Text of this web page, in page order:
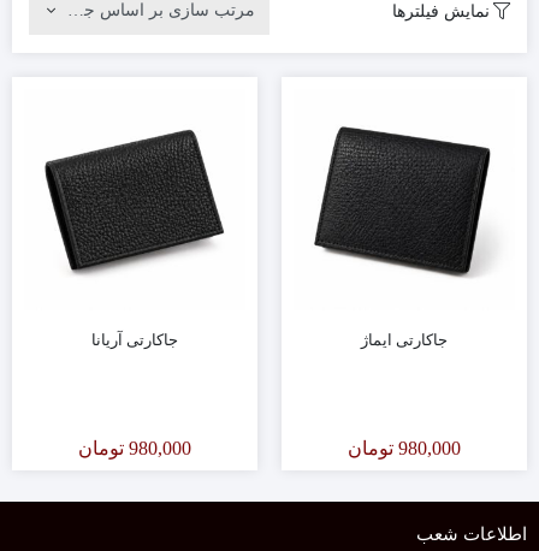
نمایش فیلترها
جاکارتی ایماژ
980,000 تومان
جاکارتی آریانا
980,000 تومان
اطلاعات شعب